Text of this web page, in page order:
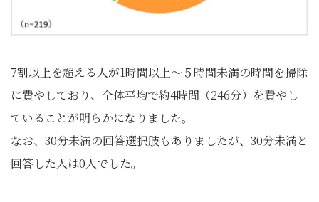
7割以上を超える人が1時間以上～５時間未満の時間を掃除
に費やしており、全体平均で約4時間（246分）を費やし
ていることが明らかになりました。
なお、30分未満の回答選択肢もありましたが、30分未満と
回答した人は0人でした。